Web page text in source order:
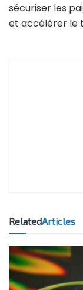
sécuriser les
et accélérer le
RelatedArticles